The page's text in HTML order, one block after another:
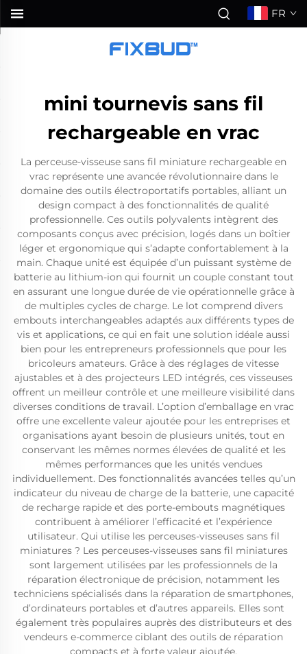
FR
mini tournevis sans fil
rechargeable en vrac
La perceuse-visseuse sans fil miniature rechargeable en
vrac représente une avancée révolutionnaire dans le
domaine des outils électroportatifs portables, alliant un
design compact à des fonctionnalités de qualité
professionnelle. Ces outils polyvalents intègrent des
composants conçus avec précision, logés dans un boîtier
léger et ergonomique qui s’adapte confortablement à la
main. Chaque unité est équipée d’un puissant système de
batterie au lithium-ion qui fournit un couple constant tout
en assurant une longue durée de vie opérationnelle grâce à
de multiples cycles de charge. Le lot comprend divers
embouts interchangeables adaptés aux différents types de
vis et applications, ce qui en fait une solution idéale aussi
bien pour les entrepreneurs professionnels que pour les
bricoleurs amateurs. Grâce à des réglages de vitesse
ajustables et à des projecteurs LED intégrés, ces visseuses
offrent un meilleur contrôle et une meilleure visibilité dans
diverses conditions de travail. L’option d’emballage en vrac
offre une excellente valeur ajoutée pour les entreprises et
organisations ayant besoin de plusieurs unités, tout en
conservant les mêmes normes élevées de qualité et les
mêmes performances que les unités vendues
individuellement. Des fonctionnalités avancées telles qu’un
indicateur du niveau de charge de la batterie, une capacité
de recharge rapide et des porte-embouts magnétiques
contribuent à améliorer l’efficacité et l’expérience
utilisateur. Qui utilise les perceuses-visseuses sans fil
miniatures ? Les perceuses-visseuses sans fil miniatures
sont largement utilisées par les professionnels de la
réparation électronique de précision, notamment les
techniciens spécialisés dans la réparation de smartphones,
d’ordinateurs portables et d’autres appareils. Elles sont
également très populaires auprès des distributeurs et des
vendeurs e-commerce ciblant des outils de réparation
compacts et à forte valeur ajoutée.